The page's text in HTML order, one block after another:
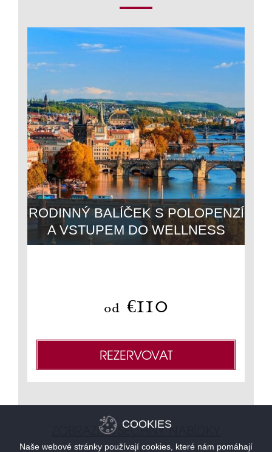
RODINNÝ BALÍČEK S POLOPENZÍ
A VSTUPEM DO WELLNESS
od €110
REZERVOVAT
ZOBRAZIT VŠECHNY NABÍDKY
COOKIES
Naše webové stránky používají cookies, které nám pomáhají